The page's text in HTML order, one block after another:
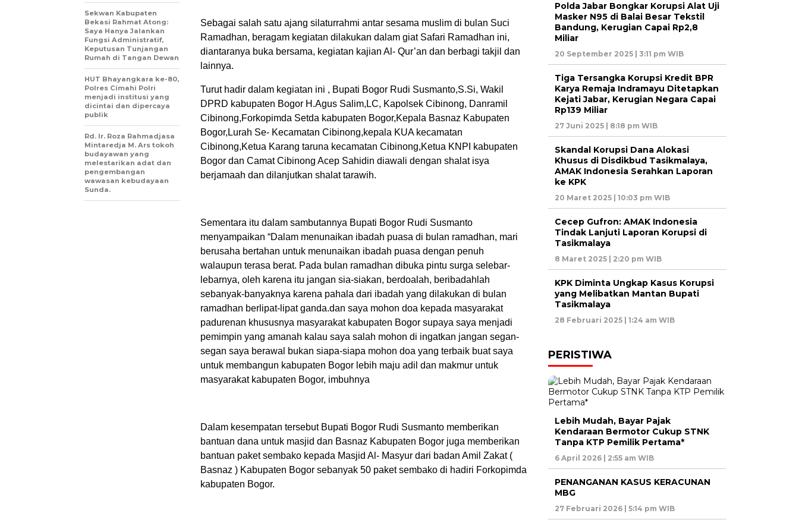
Sebagai salah satu ajang silaturrahmi antar sesama muslim di bulan Suci
Ramadhan, beragam kegiatan dilakukan dalam giat Safari Ramadhan ini,
diantaranya buka bersama, kegiatan kajian Al- Qur’an dan berbagi takjil dan
lainnya.
Turut hadir dalam kegiatan ini , Bupati Bogor Rudi Susmanto,S.Si, Wakil
DPRD kabupaten Bogor H.Agus Salim,LC, Kapolsek Cibinong, Danramil
Cibinong,Forkopimda Setda kabupaten Bogor,Kepala Basnaz Kabupaten
Bogor,Lurah Se- Kecamatan Cibinong,kepala KUA kecamatan
Cibinong,Ketua Karang taruna kecamatan Cibinong,Ketua KNPI kabupaten
Bogor dan Camat Cibinong Acep Sahidin diawali dengan shalat isya
berjamaah dan dilanjutkan shalat tarawih.
Sementara itu dalam sambutannya Bupati Bogor Rudi Susmanto
menyampaikan “Dalam menunaikan ibadah puasa di bulan ramadhan, mari
berusaha bertahan untuk menunaikan ibadah puasa dengan penuh
walaupun terasa berat. Pada bulan ramadhan dibuka pintu surga selebar-
lebarnya, oleh karena itu jangan sia-siakan, berdoalah, beribadahlah
sebanyak-banyaknya karena pahala dari ibadah yang dilakukan di bulan
ramadhan berlipat-lipat ganda.dan saya mohon doa kepada masyarakat
padurenan khususnya masyarakat kabupaten Bogor supaya saya menjadi
pemimpin yang amanah kalau saya salah mohon di ingatkan jangan segan-
segan saya berawal bukan siapa-siapa mohon doa yang terbaik buat saya
untuk membangun kabupaten Bogor lebih maju adil dan makmur untuk
masyarakat kabupaten Bogor, imbuhnya
Dalam kesempatan tersebut Bupati Bogor Rudi Susmanto memberikan
bantuan dana untuk masjid dan Basnaz Kabupaten Bogor juga memberikan
bantuan paket sembako kepada Masjid Al- Masyur dari badan Amil Zakat (
Basnaz ) Kabupaten Bogor sebanyak 50 paket sembako di hadiri Forkopimda
kabupaten Bogor.
Sekwan Kabupaten
Bekasi Rahmat Atong:
Saya Hanya Jalankan
Fungsi Administratif,
Keputusan Tunjangan
Rumah di Tangan Dewan
HUT Bhayangkara ke-80,
Polres Cimahi Polri
menjadi institusi yang
dicintai dan dipercaya
publik
Rd. Ir. Roza Rahmadjasa
Mintaredja M. Ars tokoh
budayawan yang
melestarikan adat dan
pengembangan
wawasan kebudayaan
Sunda.
Polda Jabar Bongkar Korupsi Alat Uji
Masker N95 di Balai Besar Tekstil
Bandung, Kerugian Capai Rp2,8
Miliar
20 September 2025 | 3:11 pm WIB
Tiga Tersangka Korupsi Kredit BPR
Karya Remaja Indramayu Ditetapkan
Kejati Jabar, Kerugian Negara Capai
Rp139 Miliar
27 Juni 2025 | 8:18 pm WIB
Skandal Korupsi Dana Alokasi
Khusus di Disdikbud Tasikmalaya,
AMAK Indonesia Serahkan Laporan
ke KPK
20 Maret 2025 | 10:03 pm WIB
Cecep Gufron: AMAK Indonesia
Tindak Lanjuti Laporan Korupsi di
Tasikmalaya
8 Maret 2025 | 2:20 pm WIB
KPK Diminta Ungkap Kasus Korupsi
yang Melibatkan Mantan Bupati
Tasikmalaya
28 Februari 2025 | 1:24 am WIB
PERISTIWA
Lebih Mudah, Bayar Pajak
Kendaraan Bermotor Cukup STNK
Tanpa KTP Pemilik Pertama*
6 April 2026 | 2:55 am WIB
PENANGANAN KASUS KERACUNAN
MBG
27 Februari 2026 | 5:14 pm WIB